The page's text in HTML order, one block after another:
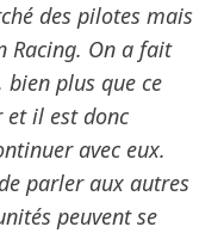
des pilotes mais
Racing. On a fait
plus que ce
et il est donc
avec eux.
parler aux autres
peuvent se